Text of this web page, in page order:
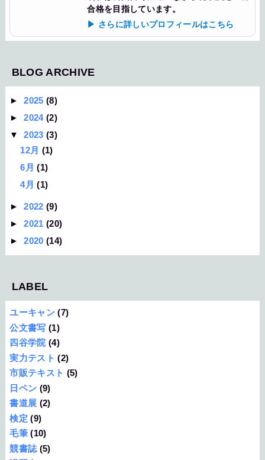
合格を目指しています。
▶ さらに詳しいプロフィールはこちら
BLOG ARCHIVE
►2025(8)
►2024(2)
▼2023(3)
12月 (1)
6月(1)
4月(1)
►2022(9)
►2021(20)
►2020(14)
LABEL
ユーキャン (7)
公文書写 (1)
四谷学院 (4)
実力テスト (2)
市販テキスト (5)
日ペン (9)
書道展 (2)
検定 (9)
毛筆 (10)
競書誌 (5)